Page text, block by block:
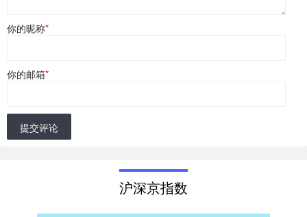
你的昵称*
你的邮箱*
提交评论
沪深京指数